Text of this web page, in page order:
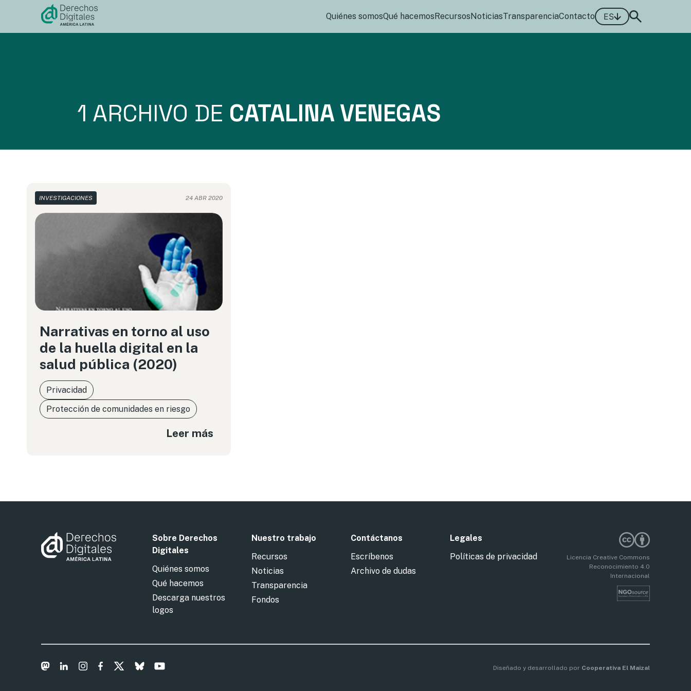
Quiénes somosQué hacemosRecursosNoticiasTransparenciaContacto ES
1 ARCHIVO DE CATALINA VENEGAS
INVESTIGACIONES 24 ABR 2020
Narrativas en torno al uso
de la huella digital en la
salud pública (2020)
Privacidad
Protección de comunidades en riesgo
Leer más
Sobre Derechos
Digitales
Quiénes somos
Qué hacemos
Descarga nuestros
logos
Nuestro trabajo
Recursos
Noticias
Transparencia
Fondos
Contáctanos
Escríbenos
Archivo de dudas
Legales
Políticas de privacidad
Licencia Creative Commons
Reconocimiento 4.0
Internacional
Diseñado y desarrollado por Cooperativa El Maizal